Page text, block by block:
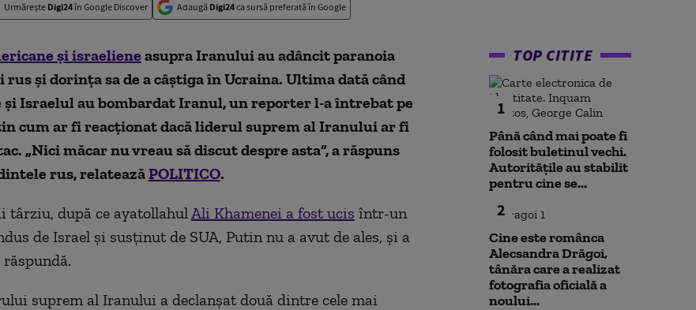
Urmărește Digi24în Google Discover Adaugă Digi24ca sursă preferată în Google
și israeliene asupra Iranului au adâncit paranoia
și dorința sa de a câștiga în Ucraina. Ultima dată când
și Israelul au bombardat Iranul, un reporter l-a întrebat pe
cum ar fi reacționat dacă liderul suprem al Iranului ar fi
„Nici măcar nu vreau să discut despre asta”, a răspuns
rus, relateazăPOLITICO.
târziu, după ce ayatollahulAli Khamenei a fost ucis într-un
de Israel și susținut de SUA, Putin nu a avut de ales, și a
suprem al Iranului a declanșat două dintre cele mai
TOP CITITE
1
Până când mai poate fi
folosit buletinul vechi.
Autoritățile au stabilit
pentru cine se...
2
Cine este românca
Alecsandra Drăgoi,
tânăra care a realizat
fotografia oficială a
noului...